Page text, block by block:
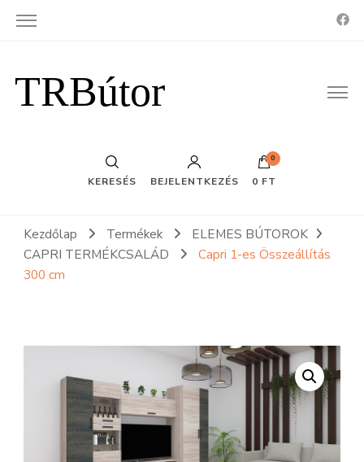
TRBútor
KERESÉS BEJELENTKEZÉS
0
0 FT
Kezdőlap Termékek
ELEMES BÚTOROK
CAPRI TERMÉKCSALÁD
Capri 1-es Összeállítás
300 cm